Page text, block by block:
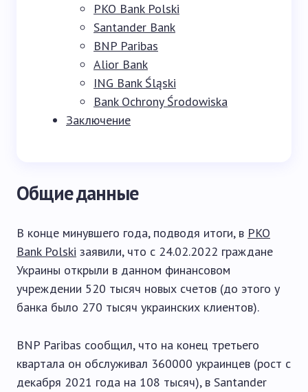
PKO Bank Polski
Santander Bank
BNP Paribas
Alior Bank
ING Bank Śląski
Bank Ochrony Środowiska
Заключение
Общие данные
В конце минувшего года, подводя итоги, в PKO
Bank Polski заявили, что с 24.02.2022 граждане
Украины открыли в данном финансовом
учреждении 520 тысяч новых счетов (до этого у
банка было 270 тысяч украинских клиентов).
BNP Paribas сообщил, что на конец третьего
квартала он обслуживал 360000 украинцев (рост с
декабря 2021 года на 108 тысяч), в Santander